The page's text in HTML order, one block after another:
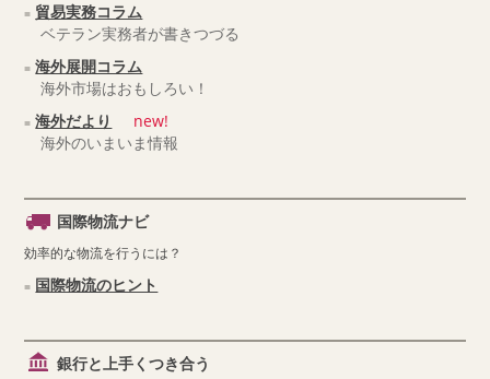
貿易実務コラム
ベテラン実務者が書きつづる
海外展開コラム
海外市場はおもしろい！
海外だより
new!
海外のいまいま情報
国際物流ナビ
効率的な物流を行うには？
国際物流のヒント
銀行と上手くつき合う